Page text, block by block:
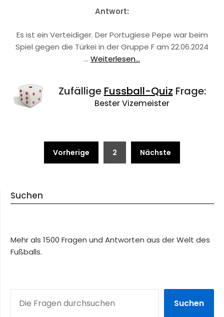
Antwort:
Es ist ein Verteidiger. Der Portugiese Pepe war beim
Spiel gegen die Türkei in der Gruppe F am 22.06.2024
… Weiterlesen...
Zufällige Fussball-Quiz Frage:
Bester Vizemeister
Beitragsnavigation
Vorherige 2 Nächste
Suchen
Mehr als 1500 Fragen und Antworten aus der Welt des
Fußballs.
Suchen